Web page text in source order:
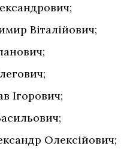
Віталійович;
Ігорович;
Олексійович;